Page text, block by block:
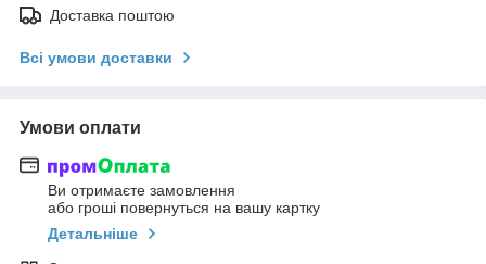
Доставка поштою
Всі умови доставки
Умови оплати
Ви отримаєте замовлення
або гроші повернуться на вашу картку
Детальніше